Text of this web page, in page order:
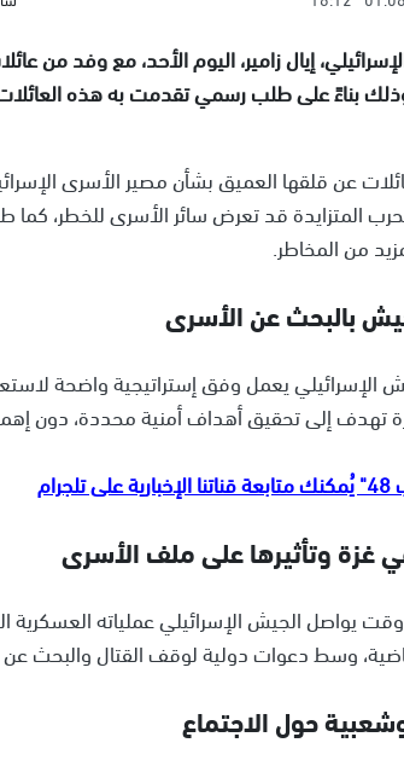
إيال زامير، اليوم الأحد، مع وفد من
بناءً على طلب رسمي تقدمت به هذه العائلات
عن قلقها العميق بشأن مصير الأسرى
المتزايدة قد تعرض سائر الأسرى للخطر،
من المخاطر.
بالبحث عن الأسرى
الإسرائيلي يعمل وفق إستراتيجية واضحة
تهدف إلى تحقيق أهداف أمنية محددة، دون
غزة وتأثيرها على ملف الأسرى
يواصل الجيش الإسرائيلي عملياته
وسط دعوات دولية لوقف القتال والبحث
حول الاجتماع